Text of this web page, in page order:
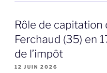
Rôle de capitation
Ferchaud (35) en
de l’impôt
12 JUIN 2026